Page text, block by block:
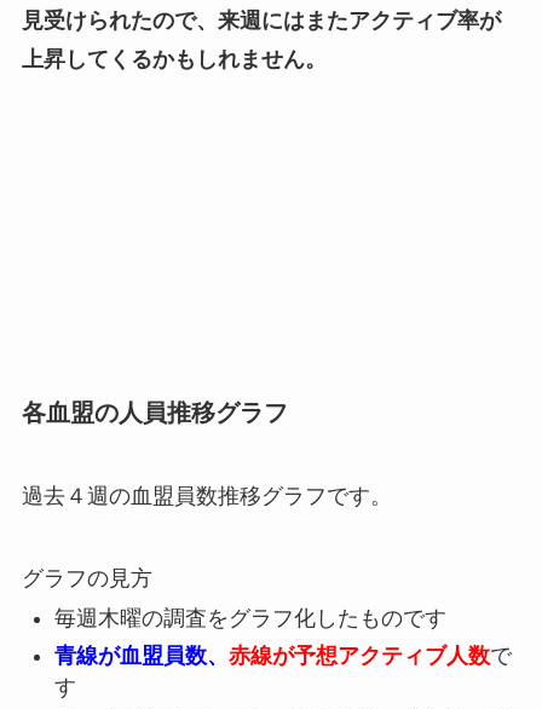
見受けられたので、来週にはまたアクティブ率が
上昇してくるかもしれません。
各血盟の人員推移グラフ
過去４週の血盟員数推移グラフです。
グラフの見方
毎週木曜の調査をグラフ化したものです
青線が血盟員数、 赤線が予想アクティブ人数で
す